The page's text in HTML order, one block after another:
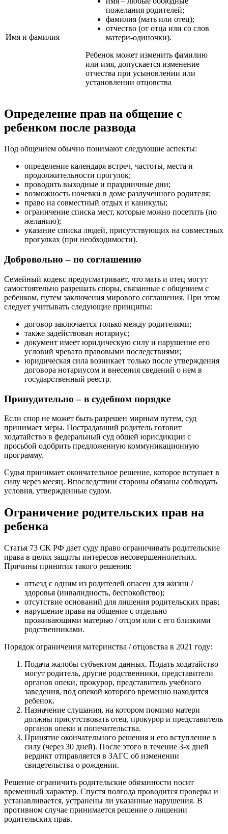
Имя и фамилия
пожелания родителей;
фамилия (мать или отец);
отчество (от отца или со слов
матери-одиночки).
Ребенок может изменить фамилию
или имя, допускается изменение
отчества при усыновлении или
установлении отцовства
Определение прав на общение с
ребенком после развода
Под общением обычно понимают следующие аспекты:
определение календаря встреч, частоты, места и
продолжительности прогулок;
проводить выходные и праздничные дни;
возможность ночевки в доме разлученного родителя;
право на совместный отдых и каникулы;
ограничение списка мест, которые можно посетить (по
желанию);
указание списка людей, присутствующих на совместных
прогулках (при необходимости).
Добровольно – по соглашению
Семейный кодекс предусматривает, что мать и отец могут
самостоятельно разрешать споры, связанные с общением с
ребенком, путем заключения мирового соглашения. При этом
следует учитывать следующие принципы:
договор заключается только между родителями;
также задействован нотариус;
документ имеет юридическую силу и нарушение его
условий чревато правовыми последствиями;
юридическая сила возникает только после утверждения
договора нотариусом и внесения сведений о нем в
государственный реестр.
Принудительно – в судебном порядке
Если спор не может быть разрешен мирным путем, суд
принимает меры. Пострадавший родитель готовит
ходатайство в федеральный суд общей юрисдикции с
просьбой одобрить предложенную коммуникационную
программу.
Судья принимает окончательное решение, которое вступает в
силу через месяц. Впоследствии стороны обязаны соблюдать
условия, утвержденные судом.
Ограничение родительских прав на
ребенка
Статья 73 СК РФ дает суду право ограничивать родительские
права в целях защиты интересов несовершеннолетних.
Причины принятия такого решения:
отъезд с одним из родителей опасен для жизни /
здоровья (инвалидность, беспокойство);
отсутствие оснований для лишения родительских прав;
нарушение права на общение с отдельно
проживающими матерью / отцом или с его близкими
родственниками.
Порядок ограничения материнства / отцовства в 2021 году:
Подача жалобы субъектом данных. Подать ходатайство
могут родитель, другие родственники, представители
органов опеки, прокурор, представитель учебного
заведения, под опекой которого временно находится
ребенок.
Назначение слушания, на котором помимо матери
должны присутствовать отец, прокурор и представитель
органов опеки и попечительства.
Принятие окончательного решения и его вступление в
силу (через 30 дней). После этого в течение 3-х дней
вердикт отправляется в ЗАГС об изменении
свидетельства о рождении.
Решение ограничить родительские обязанности носит
временный характер. Спустя полгода проводится проверка и
устанавливается, устранены ли указанные нарушения. В
противном случае принимается решение о лишении
родительских прав.